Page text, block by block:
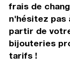
frais de
n'hésitez pas
partir de
bijouteries
tarifs !